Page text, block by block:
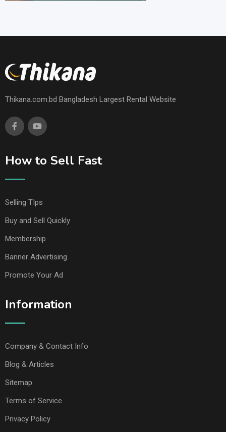
Thikana.com.bd Bangladesh Largest Rental Website
How to Sell Fast
Selling TIps
Buy and Sell Quickly
Membership
Banner Advertising
Promote Your Ad
Information
Company & Contact Info
Blog & Articles
Sitemap
Terms of Service
Privacy Policy